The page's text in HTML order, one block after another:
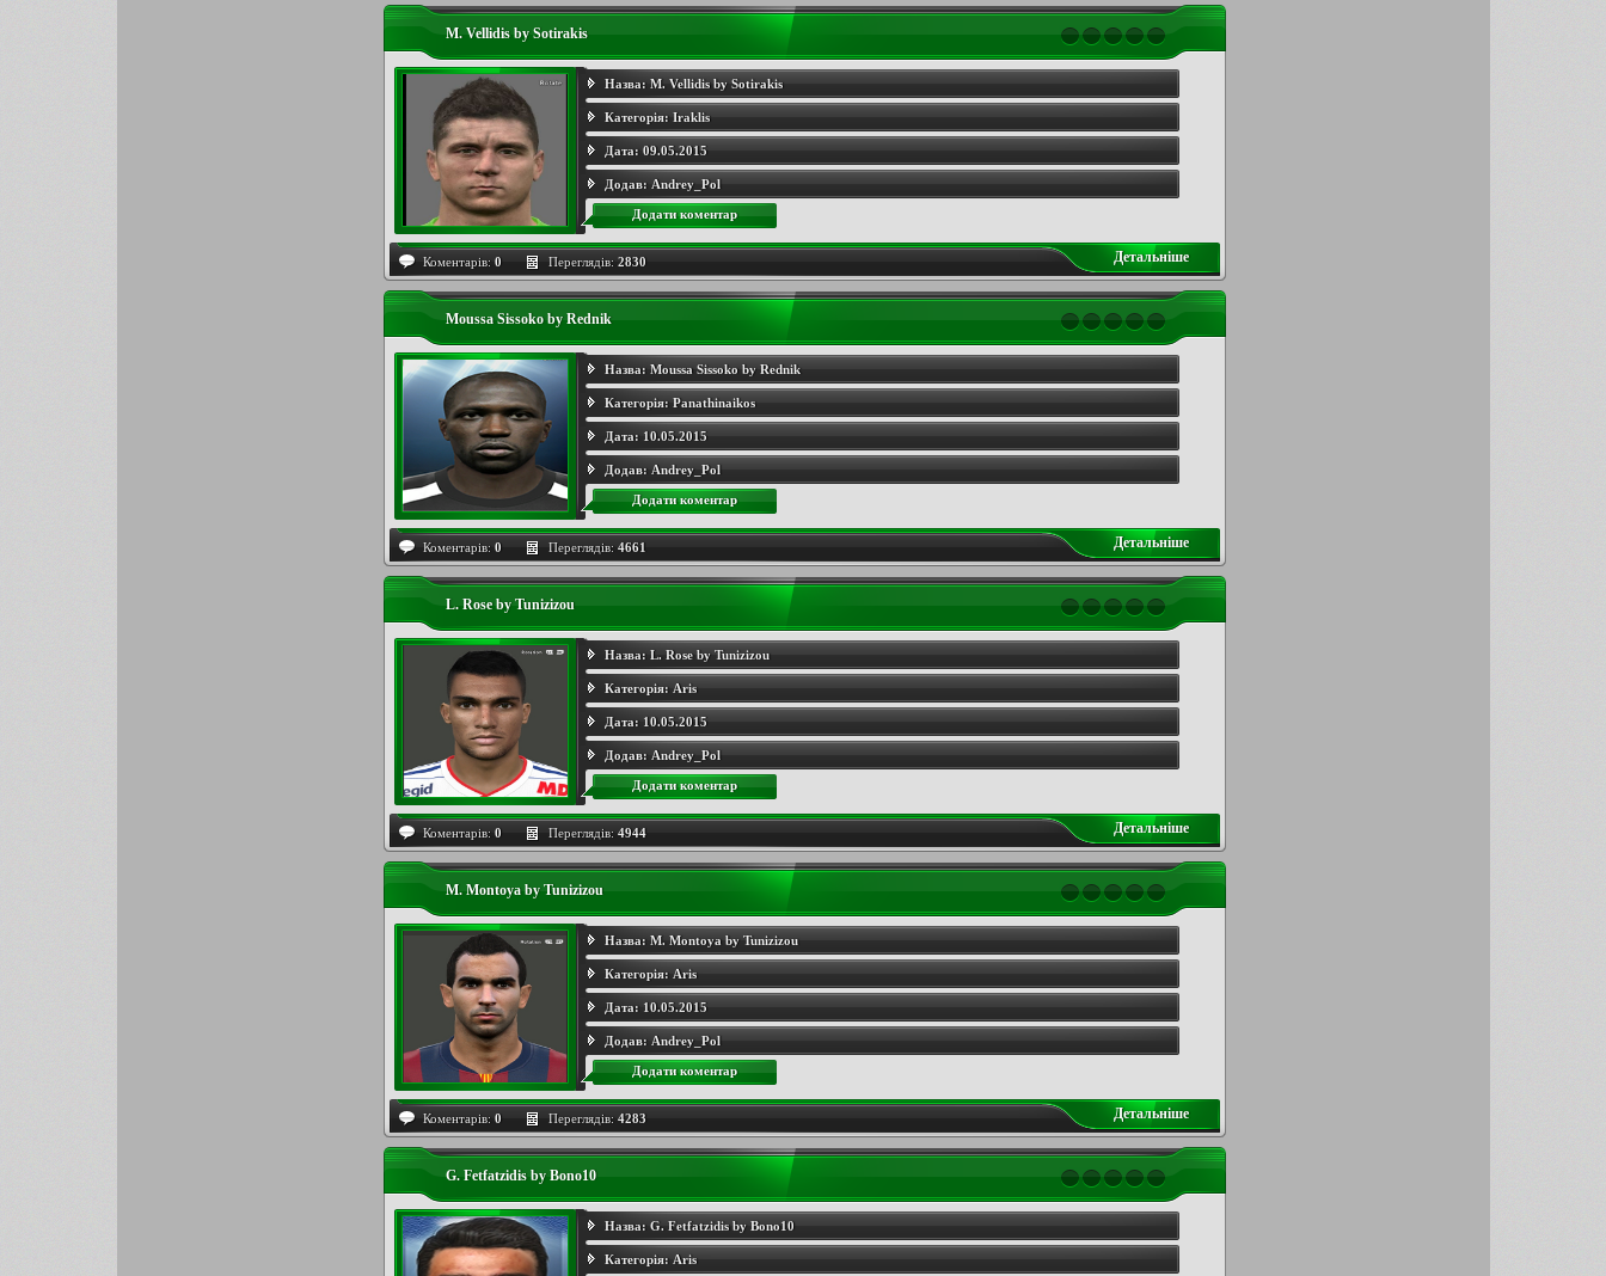
M. Vellidis by Sotirakis
Назва: M. Vellidis by Sotirakis
Категорія: Iraklis
Дата: 09.05.2015
Додав: Andrey_Pol
Додати коментар
Коментарів: 0 Переглядів: 2830 Детальнiше
Moussa Sissoko by Rednik
Назва: Moussa Sissoko by Rednik
Категорія: Panathinaikos
Дата: 10.05.2015
Додав: Andrey_Pol
Додати коментар
Коментарів: 0 Переглядів: 4661 Детальнiше
L. Rose by Tunizizou
Назва: L. Rose by Tunizizou
Категорія: Aris
Дата: 10.05.2015
Додав: Andrey_Pol
Додати коментар
Коментарів: 0 Переглядів: 4944 Детальнiше
M. Montoya by Tunizizou
Назва: M. Montoya by Tunizizou
Категорія: Aris
Дата: 10.05.2015
Додав: Andrey_Pol
Додати коментар
Коментарів: 0 Переглядів: 4283 Детальнiше
G. Fetfatzidis by Bono10
Назва: G. Fetfatzidis by Bono10
Категорія: Aris